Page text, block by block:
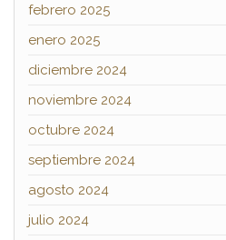
febrero 2025
enero 2025
diciembre 2024
noviembre 2024
octubre 2024
septiembre 2024
agosto 2024
julio 2024